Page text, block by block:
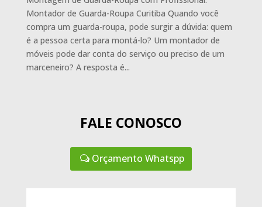
Montador de Guarda-Roupa Curitiba Quando você
compra um guarda-roupa, pode surgir a dúvida: quem
é a pessoa certa para montá-lo? Um montador de
móveis pode dar conta do serviço ou preciso de um
marceneiro? A resposta é...
FALE CONOSCO
Orçamento Whatspp